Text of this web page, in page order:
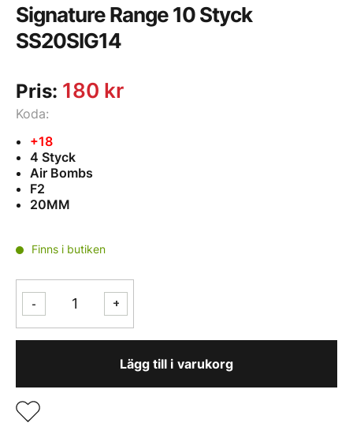
Signature Range 10 Styck
SS20SIG14
Koda:
+18
4 Styck
Air Bombs
F2
20MM
Finns i butiken
-
Range
10
mängd
+
Lägg till i varukorg
Pris: 180 kr